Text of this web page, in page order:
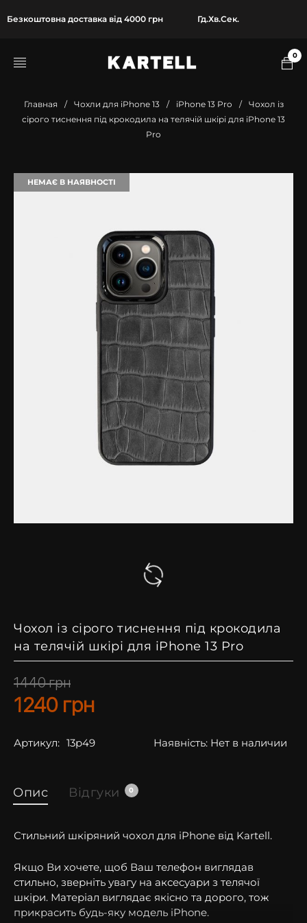
Безкоштовна доставка від 4000 грн Гд.Хв.Сек.
0
Главная / Чохли для iPhone 13 / iPhone 13 Pro /
Чохол із
сірого тиснення під крокодила на телячій шкірі для iPhone 13
Pro
НЕМАЄ В НАЯВНОСТІ
Чохол із сірого тиснення під крокодила
на телячій шкірі для iPhone 13 Pro
1440грн
1240 грн
Артикул: 13p49 Наявність: Нет в наличии
Опис Відгуки 0
Стильний шкіряний чохол для iPhone від Kartell.
Якщо Ви хочете, щоб Ваш телефон виглядав
стильно, зверніть увагу на аксесуари з телячої
шкіри. Матеріал виглядає якісно та дорого, тож
прикрасить будь-яку модель iPhone.